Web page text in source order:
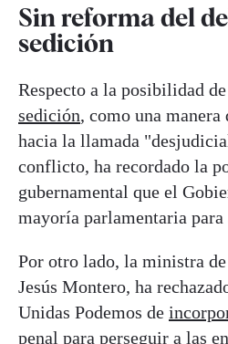
Sin reforma del
sedición
Respecto a la posibilidad de
sedición, como una
hacia la llamada
conflicto, ha recordado la
gubernamental que el
mayoría parlamentaria
Por otro lado, la ministra
Jesús Montero, ha
Unidas Podemos de
penal para perseguir a las